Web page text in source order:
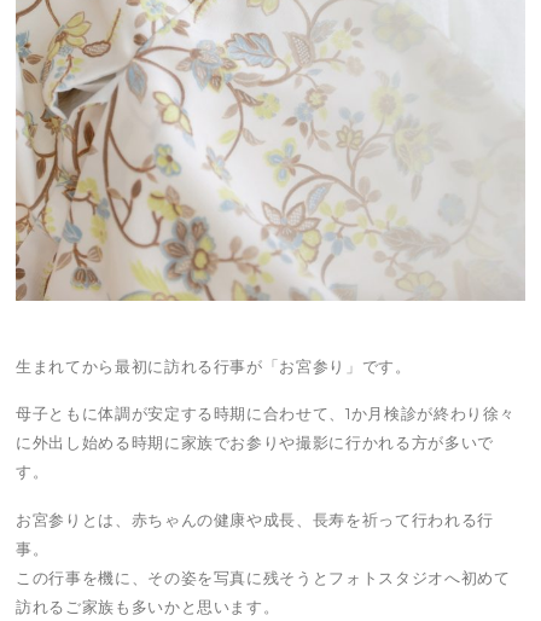
生まれてから最初に訪れる行事が「お宮参り」です。
母子ともに体調が安定する時期に合わせて、1か月検診が終わり徐々
に外出し始める時期に家族でお参りや撮影に行かれる方が多いで
す。
お宮参りとは、赤ちゃんの健康や成長、長寿を祈って行われる行
事。
この行事を機に、その姿を写真に残そうとフォトスタジオへ初めて
訪れるご家族も多いかと思います。